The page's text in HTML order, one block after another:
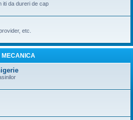
iti da dureri de cap
etc.
MECANICA